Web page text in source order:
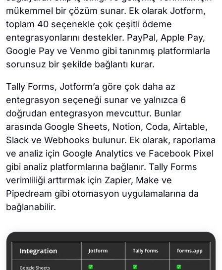
mükemmel bir çözüm sunar. Ek olarak Jotform,
toplam 40 seçenekle çok çeşitli ödeme
entegrasyonlarını destekler. PayPal, Apple Pay,
Google Pay ve Venmo gibi tanınmış platformlarla
sorunsuz bir şekilde bağlantı kurar.
Tally Forms, Jotform’a göre çok daha az
entegrasyon seçeneği sunar ve yalnızca 6
doğrudan entegrasyon mevcuttur. Bunlar
arasında Google Sheets, Notion, Coda, Airtable,
Slack ve Webhooks bulunur. Ek olarak, raporlama
ve analiz için Google Analytics ve Facebook Pixel
gibi analiz platformlarına bağlanır. Tally Forms
verimliliği arttırmak için Zapier, Make ve
Pipedream gibi otomasyon uygulamalarına da
bağlanabilir.